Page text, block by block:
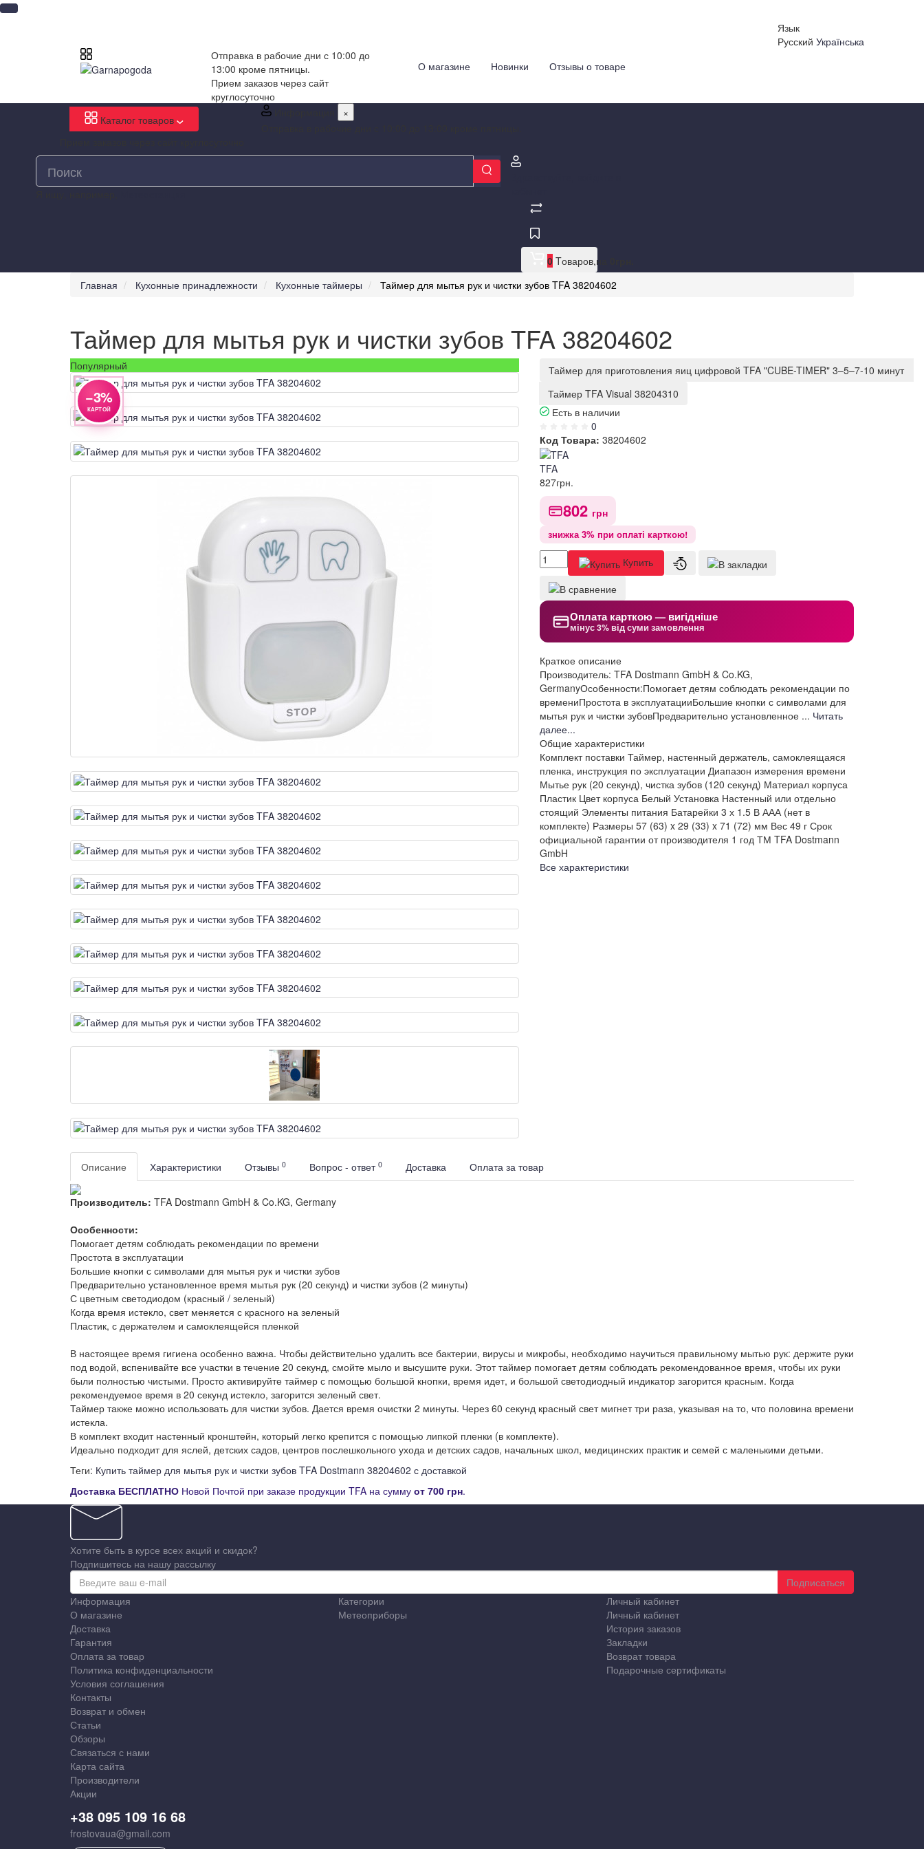
Язык
Русский Українська
Отправка в рабочие дни с 10:00 до
13:00 кроме пятницы.
Прием заказов через сайт
круглосуточно
О магазине Новинки Отзывы о товаре
Каталог товаров
×
0 Tоваров,на
Главная
Кухонные принадлежности Кухонные таймеры Таймер для мытья рук и чистки зубов TFA 38204602
Таймер для мытья рук и чистки зубов TFA 38204602
Популярный
−3%
КАРТОЙ
Таймер для приготовления яиц цифровой TFA "CUBE-TIMER" 3–5–7-10 минут
Таймер TFA Visual 38204310
Есть в наличии
0
Код Товара: 38204602
TFA
827грн.
802 грн
знижка 3% при оплаті карткою!
Купить
Оплата карткою — вигідніше
мінус 3% від суми замовлення
Краткое описание
Производитель: TFA Dostmann GmbH & Co.KG,
GermanyОсобенности:Помогает детям соблюдать рекомендации по
времениПростота в эксплуатацииБольшие кнопки с символами для
мытья рук и чистки зубовПредварительно установленное ... Читать
далее...
Общие характеристики
Комплект поставки Таймер, настенный держатель, самоклеящаяся
пленка, инструкция по эксплуатации Диапазон измерения времени
Мытье рук (20 секунд), чистка зубов (120 секунд) Материал корпуса
Пластик Цвет корпуса Белый Установка Настенный или отдельно
стоящий Элементы питания Батарейки 3 х 1.5 В ААА (нет в
комплекте) Размеры 57 (63) x 29 (33) x 71 (72) мм Вес 49 г Срок
официальной гарантии от производителя 1 год ТМ TFA Dostmann
GmbH
Все характеристики
Описание Характеристики Отзывы 0 Вопрос - ответ 0 Доставка Оплата за товар
Производитель: TFA Dostmann GmbH & Co.KG, Germany
Особенности:
Помогает детям соблюдать рекомендации по времени
Простота в эксплуатации
Большие кнопки с символами для мытья рук и чистки зубов
Предварительно установленное время мытья рук (20 секунд) и чистки зубов (2 минуты)
С цветным светодиодом (красный / зеленый)
Когда время истекло, свет меняется с красного на зеленый
Пластик, с держателем и самоклеящейся пленкой
В настоящее время гигиена особенно важна. Чтобы действительно удалить все бактерии, вирусы и микробы, необходимо научиться правильному мытью рук: держите руки
под водой, вспенивайте все участки в течение 20 секунд, смойте мыло и высушите руки. Этот таймер помогает детям соблюдать рекомендованное время, чтобы их руки
были полностью чистыми. Просто активируйте таймер с помощью большой кнопки, время идет, и большой светодиодный индикатор загорится красным. Когда
рекомендуемое время в 20 секунд истекло, загорится зеленый свет.
Таймер также можно использовать для чистки зубов. Дается время очистки 2 минуты. Через 60 секунд красный свет мигнет три раза, указывая на то, что половина времени
истекла.
В комплект входит настенный кронштейн, который легко крепится с помощью липкой пленки (в комплекте).
Идеально подходит для яслей, детских садов, центров послешкольного ухода и детских садов, начальных школ, медицинских практик и семей с маленькими детьми.
Теги: Купить таймер для мытья рук и чистки зубов TFA Dostmann 38204602 с доставкой
Доставка БЕСПЛАТНО Новой Почтой при заказе продукции TFA на сумму от 700 грн.
Хотите быть в курсе всех акций и скидок?
Подпишитесь на нашу рассылку
Подписаться
Информация
О магазине
Доставка
Гарантия
Оплата за товар
Политика конфиденциальности
Условия соглашения
Контакты
Возврат и обмен
Статьи
Обзоры
Связаться с нами
Карта сайта
Производители
Акции
Категории
Метеоприборы
Личный кабинет
Личный кабинет
История заказов
Закладки
Возврат товара
Подарочные сертификаты
+38 095 109 16 68
frostovaua@gmail.com